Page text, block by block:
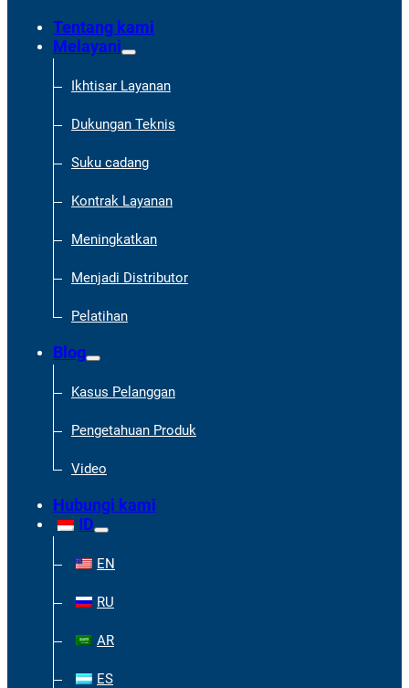
Tentang kami
Melayani
Ikhtisar Layanan
Dukungan Teknis
Suku cadang
Kontrak Layanan
Meningkatkan
Menjadi Distributor
Pelatihan
Blog
Kasus Pelanggan
Pengetahuan Produk
Video
Hubungi kami
ID
EN
RU
AR
ES